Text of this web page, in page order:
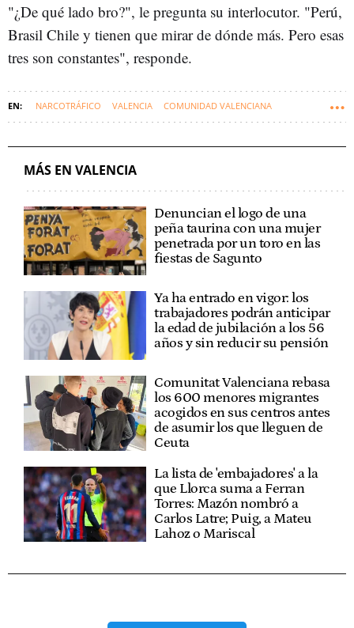
"¿De qué lado bro?", le pregunta su interlocutor. "Perú,
Brasil Chile y tienen que mirar de dónde más. Pero esas
tres son constantes", responde.
NARCOTRÁFICO VALENCIA COMUNIDAD VALENCIANA
MÁS EN VALENCIA
Denuncian el logo de una
peña taurina con una mujer
penetrada por un toro en las
fiestas de Sagunto
Ya ha entrado en vigor: los
trabajadores podrán anticipar
la edad de jubilación a los 56
años y sin reducir su pensión
Comunitat Valenciana rebasa
los 600 menores migrantes
acogidos en sus centros antes
de asumir los que lleguen de
Ceuta
La lista de 'embajadores' a la
que Llorca suma a Ferran
Torres: Mazón nombró a
Carlos Latre; Puig, a Mateu
Lahoz o Mariscal